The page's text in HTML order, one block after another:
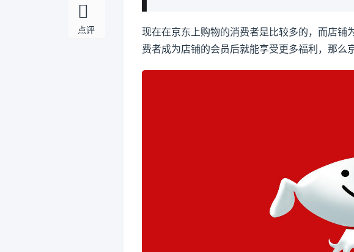
点评
现在在京东上购物的消费者是比较多的，而店铺
费者成为店铺的会员后就能享受更多福利，那么